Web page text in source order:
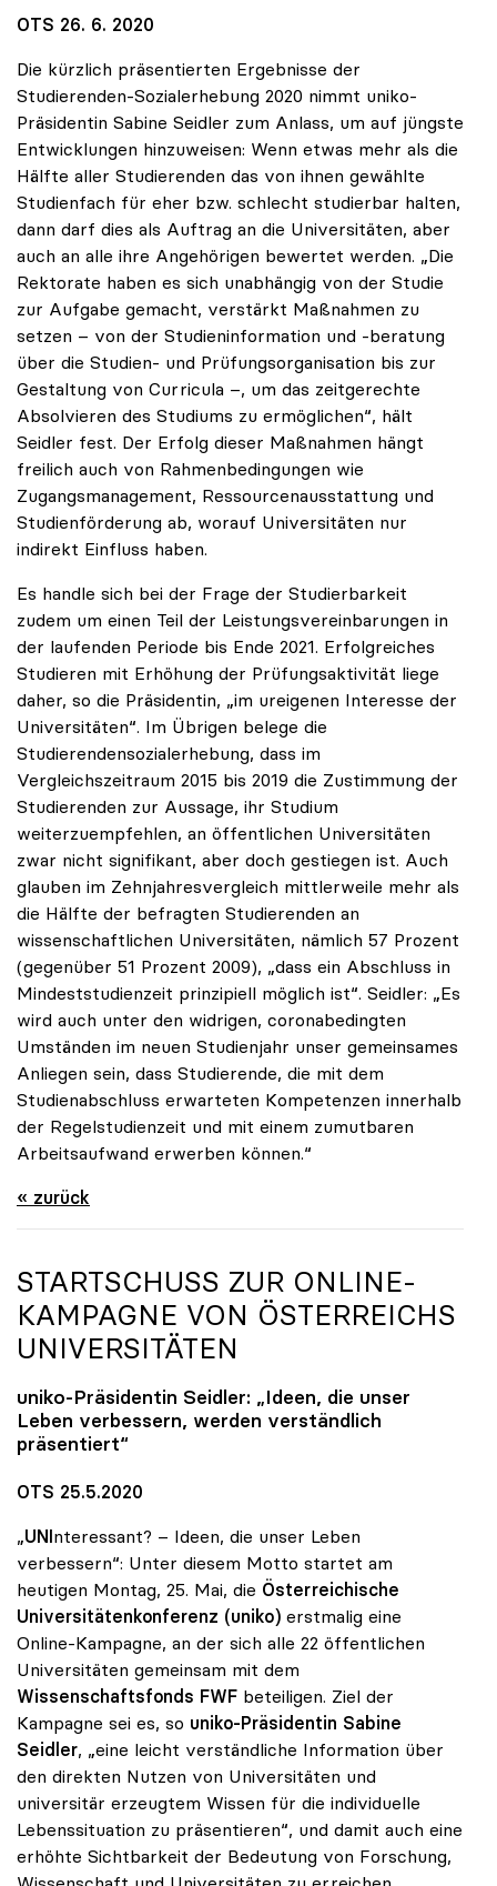
OTS 26. 6. 2020
Die kürzlich präsentierten Ergebnisse der
Studierenden-Sozialerhebung 2020 nimmt uniko-
Präsidentin Sabine Seidler zum Anlass, um auf jüngste
Entwicklungen hinzuweisen: Wenn etwas mehr als die
Hälfte aller Studierenden das von ihnen gewählte
Studienfach für eher bzw. schlecht studierbar halten,
dann darf dies als Auftrag an die Universitäten, aber
auch an alle ihre Angehörigen bewertet werden. „Die
Rektorate haben es sich unabhängig von der Studie
zur Aufgabe gemacht, verstärkt Maßnahmen zu
setzen – von der Studieninformation und -beratung
über die Studien- und Prüfungsorganisation bis zur
Gestaltung von Curricula –, um das zeitgerechte
Absolvieren des Studiums zu ermöglichen“, hält
Seidler fest. Der Erfolg dieser Maßnahmen hängt
freilich auch von Rahmenbedingungen wie
Zugangsmanagement, Ressourcenausstattung und
Studienförderung ab, worauf Universitäten nur
indirekt Einfluss haben.
Es handle sich bei der Frage der Studierbarkeit
zudem um einen Teil der Leistungsvereinbarungen in
der laufenden Periode bis Ende 2021. Erfolgreiches
Studieren mit Erhöhung der Prüfungsaktivität liege
daher, so die Präsidentin, „im ureigenen Interesse der
Universitäten“. Im Übrigen belege die
Studierendensozialerhebung, dass im
Vergleichszeitraum 2015 bis 2019 die Zustimmung der
Studierenden zur Aussage, ihr Studium
weiterzuempfehlen, an öffentlichen Universitäten
zwar nicht signifikant, aber doch gestiegen ist. Auch
glauben im Zehnjahresvergleich mittlerweile mehr als
die Hälfte der befragten Studierenden an
wissenschaftlichen Universitäten, nämlich 57 Prozent
(gegenüber 51 Prozent 2009), „dass ein Abschluss in
Mindeststudienzeit prinzipiell möglich ist“. Seidler: „Es
wird auch unter den widrigen, coronabedingten
Umständen im neuen Studienjahr unser gemeinsames
Anliegen sein, dass Studierende, die mit dem
Studienabschluss erwarteten Kompetenzen innerhalb
der Regelstudienzeit und mit einem zumutbaren
Arbeitsaufwand erwerben können.“
« zurück
STARTSCHUSS ZUR ONLINE-
KAMPAGNE VON ÖSTERREICHS
UNIVERSITÄTEN
uniko-Präsidentin Seidler: „Ideen, die unser
Leben verbessern, werden verständlich
präsentiert“
OTS 25.5.2020
„UNInteressant? – Ideen, die unser Leben
verbessern“: Unter diesem Motto startet am
heutigen Montag, 25. Mai, die Österreichische
Universitätenkonferenz (uniko) erstmalig eine
Online-Kampagne, an der sich alle 22 öffentlichen
Universitäten gemeinsam mit dem
Wissenschaftsfonds FWF beteiligen. Ziel der
Kampagne sei es, so uniko-Präsidentin Sabine
Seidler, „eine leicht verständliche Information über
den direkten Nutzen von Universitäten und
universitär erzeugtem Wissen für die individuelle
Lebenssituation zu präsentieren“, und damit auch eine
erhöhte Sichtbarkeit der Bedeutung von Forschung,